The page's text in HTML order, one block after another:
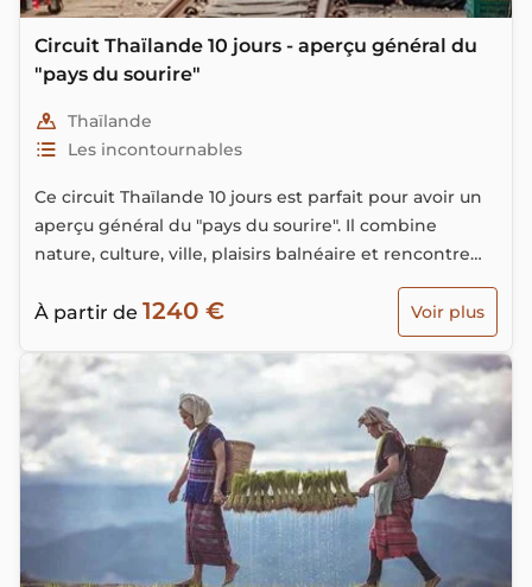
Circuit Thaïlande 10 jours - aperçu général du
"pays du sourire"
Thaïlande
Les incontournables
Ce circuit Thaïlande 10 jours est parfait pour avoir un
aperçu général du "pays du sourire". Il combine
nature, culture, ville, plaisirs balnéaire et rencontre
À partir de 1240 € Voir plus